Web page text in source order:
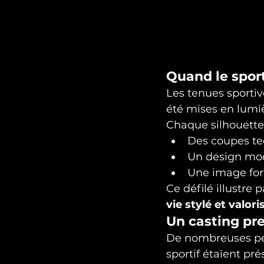
Quand le
Les tenues
été mises en
Chaque
Des coupes
Un design
Une image
Ce défilé illustre
vie stylé et
Un casting
De nombreuses
sportif étaient